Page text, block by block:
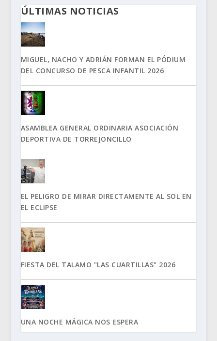
ÚLTIMAS NOTICIAS
MIGUEL, NACHO Y ADRIÁN FORMAN EL PÓDIUM
DEL CONCURSO DE PESCA INFANTIL 2026
ASAMBLEA GENERAL ORDINARIA ASOCIACIÓN
DEPORTIVA DE TORREJONCILLO
EL PELIGRO DE MIRAR DIRECTAMENTE AL SOL EN
EL ECLIPSE
FIESTA DEL TALAMO "LAS CUARTILLAS" 2026
UNA NOCHE MÁGICA NOS ESPERA